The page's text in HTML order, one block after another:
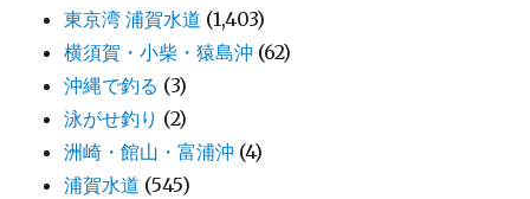
東京湾 浦賀水道 (1,403)
横須賀・小柴・猿島沖 (62)
沖縄で釣る (3)
泳がせ釣り (2)
洲崎・館山・富浦沖 (4)
浦賀水道 (545)